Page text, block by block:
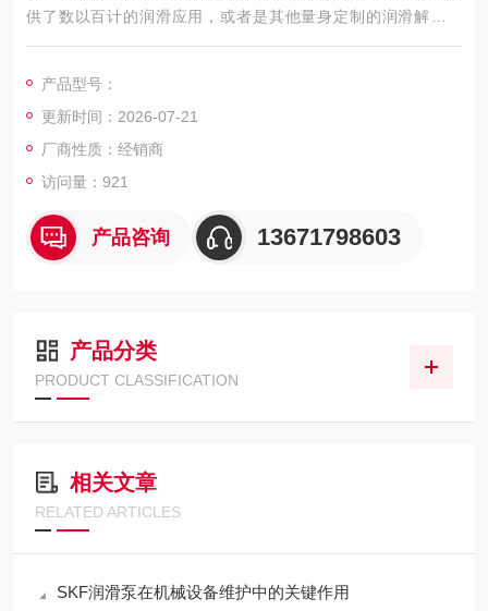
供了数以百计的润滑应用，或者是其他量身定制的润滑解决方
案。目前林肯润滑所涉及的工业领域超过30个。
产品型号：
更新时间：2026-07-21
厂商性质：经销商
访问量：921
产品咨询 13671798603
产品分类
PRODUCT CLASSIFICATION
相关文章
RELATED ARTICLES
SKF润滑泵在机械设备维护中的关键作用